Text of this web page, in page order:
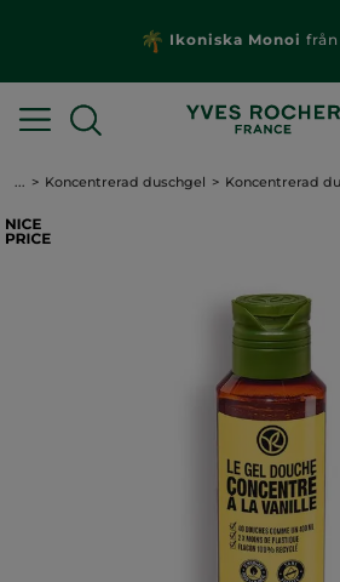
Ikoniska Monoi
... Koncentrerad duschgel Koncentrerad